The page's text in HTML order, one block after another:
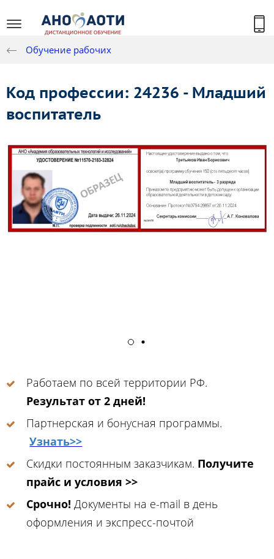
Обучение рабочих
Код профессии: 24236 - Младший
воспитатель
Работаем по всей территории РФ.
Результат от 2 дней!
Партнерская и бонусная программы.
Узнать>>
Скидки постоянным заказчикам. Получите
прайс и условия >>
Срочно! Документы на e-mail в день
оформления и экспресс-почтой